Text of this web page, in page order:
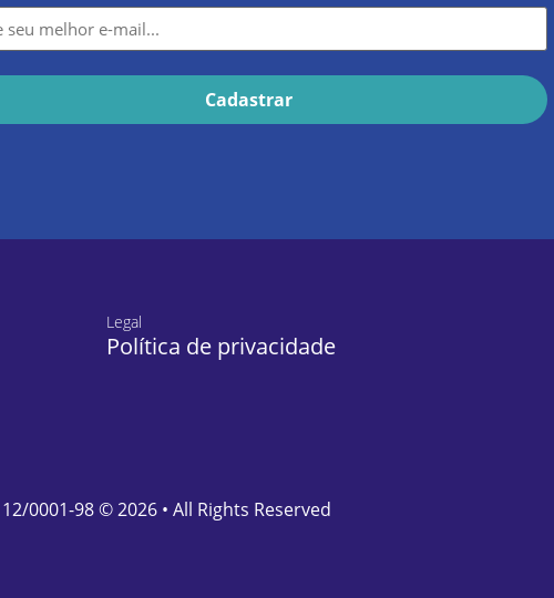
Legal
Política de privacidade
0001-98 © 2026 • All Rights Reserved